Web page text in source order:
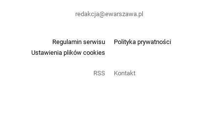
Regulamin serwisu
Polityka prywatności
Ustawienia plików cookies
RSS Kontakt
redakcja@ewarszawa.pl